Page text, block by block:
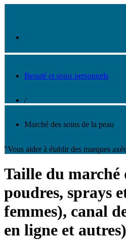
Beauté et soins personnels
/
Marché des soins de la peau
"Vous aider à établir des marques
Taille du marché
poudres, sprays
femmes), canal
en ligne et